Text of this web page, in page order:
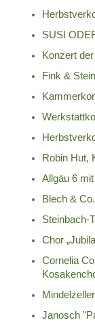
SUSI
Konzert
Fink &
Robin Hut,
Allgäu 6
Blech &
Steinbach-
Chor
Cornelia
Janosch